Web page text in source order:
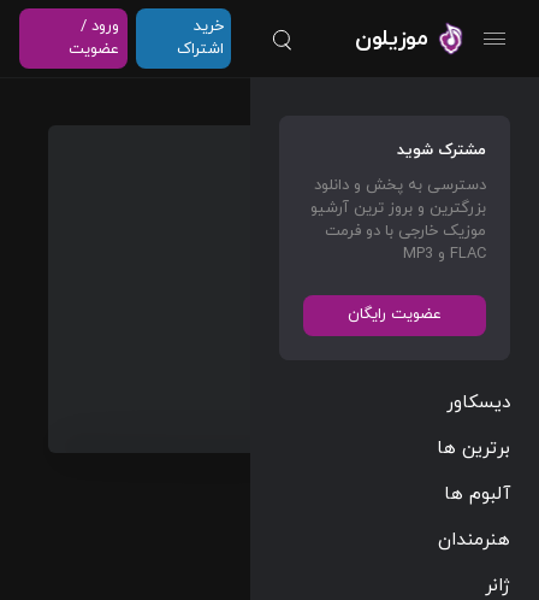
موزیلون
خرید
اشتراک
ورود /
عضویت
مشترک شوید
دسترسی به پخش و دانلود
بزرگترین و بروز ترین آرشیو
موزیک خارجی با دو فرمت
FLAC و MP3
عضویت رایگان
دیسکاور
برترین ها
آلبوم ها
هنرمندان
ژانر
Heads
of
State
(Origin
al
Motion
Picture
track)
Steven
Price
Film Scores